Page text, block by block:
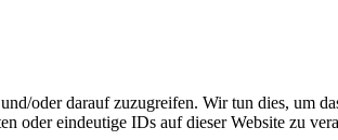
oder darauf zuzugreifen. Wir tun dies, um
oder eindeutige IDs auf dieser Website zu